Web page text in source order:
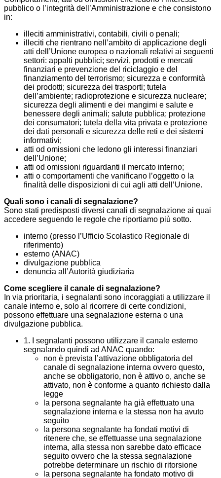
pubblico o l’integrità dell’Amministrazione e che consistono
in:
illeciti amministrativi, contabili, civili o penali;
illeciti che rientrano nell’ambito di applicazione degli
atti dell’Unione europea o nazionali relativi ai seguenti
settori: appalti pubblici; servizi, prodotti e mercati
finanziari e prevenzione del riciclaggio e del
finanziamento del terrorismo; sicurezza e conformità
dei prodotti; sicurezza dei trasporti; tutela
dell’ambiente; radioprotezione e sicurezza nucleare;
sicurezza degli alimenti e dei mangimi e salute e
benessere degli animali; salute pubblica; protezione
dei consumatori; tutela della vita privata e protezione
dei dati personali e sicurezza delle reti e dei sistemi
informativi;
atti od omissioni che ledono gli interessi finanziari
dell’Unione;
atti od omissioni riguardanti il mercato interno;
atti o comportamenti che vanificano l’oggetto o la
finalità delle disposizioni di cui agli atti dell’Unione.
Quali sono i canali di segnalazione?
Sono stati predisposti diversi canali di segnalazione ai quai
accedere seguendo le regole che riportiamo più sotto.
interno (presso l’Ufficio Scolastico Regionale di
riferimento)
esterno (ANAC)
divulgazione pubblica
denuncia all’Autorità giudiziaria
Come scegliere il canale di segnalazione?
In via prioritaria, i segnalanti sono incoraggiati a utilizzare il
canale interno e, solo al ricorrere di certe condizioni,
possono effettuare una segnalazione esterna o una
divulgazione pubblica.
1. I segnalanti possono utilizzare il canale esterno
segnalando quindi ad ANAC quando:
non è prevista l’attivazione obbligatoria del
canale di segnalazione interna ovvero questo,
anche se obbligatorio, non è attivo o, anche se
attivato, non è conforme a quanto richiesto dalla
legge
la persona segnalante ha già effettuato una
segnalazione interna e la stessa non ha avuto
seguito
la persona segnalante ha fondati motivi di
ritenere che, se effettuasse una segnalazione
interna, alla stessa non sarebbe dato efficace
seguito ovvero che la stessa segnalazione
potrebbe determinare un rischio di ritorsione
la persona segnalante ha fondato motivo di